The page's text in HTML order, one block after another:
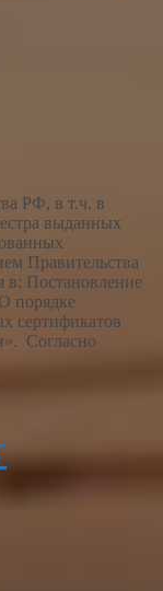
РФ, в т.ч. в
выданных
Правительства
Постановление
порядке
сертификатов
Согласно